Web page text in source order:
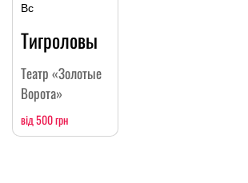
Вс
Тигроловы
Театр «Золотые
Ворота»
від 500 грн